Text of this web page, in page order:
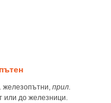
железопътни, прил.
или до железници.